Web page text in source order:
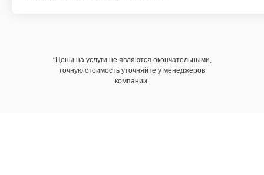
*Цены на услуги не являются окончательными,
точную стоимость уточняйте у менеджеров
компании.